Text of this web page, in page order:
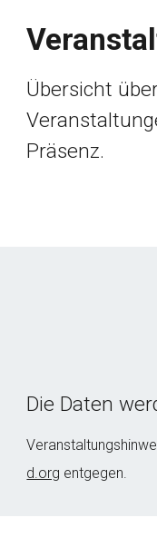
Übersicht
Präsenz.
Die Daten
d.org entgegen.